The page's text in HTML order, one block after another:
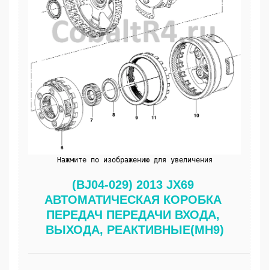
Нажмите по изображению для увеличения
(BJ04-029) 2013 JX69
АВТОМАТИЧЕСКАЯ КОРОБКА
ПЕРЕДАЧ ПЕРЕДАЧИ ВХОДА,
ВЫХОДА, РЕАКТИВНЫЕ(MH9)